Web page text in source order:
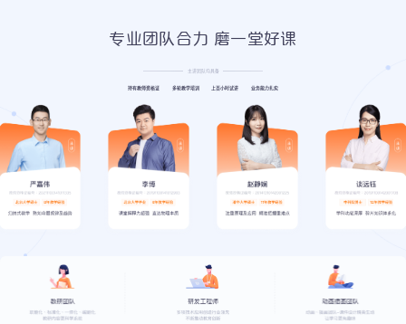
专业团队合力 磨一堂好课
主讲团队均具备
持有教师资格证 多轮教学培训 上百小时试讲 业务能力扎实